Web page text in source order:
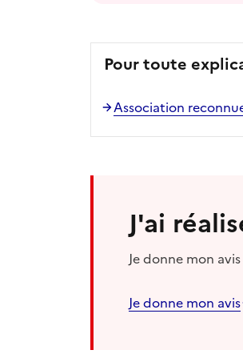
Pour toute
Association
J'ai
Je donne mon
Je donne mon avis